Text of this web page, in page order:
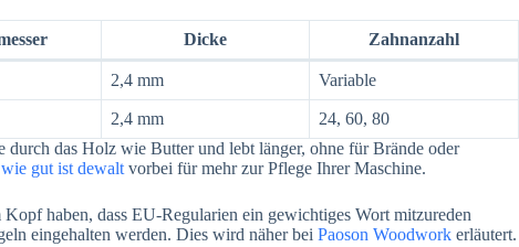
Dicke Zahnanzahl
2,4 mm Variable
2,4 mm
24, 60, 80
durch das Holz wie Butter und lebt länger, ohne für Brände oder
wie gut ist dewaltvorbei für mehr zur Pflege Ihrer Maschine.
haben, dass EU-Regularien ein gewichtiges Wort mitzureden
eingehalten werden. Dies wird näher bei Paoson Woodwork erläutert.